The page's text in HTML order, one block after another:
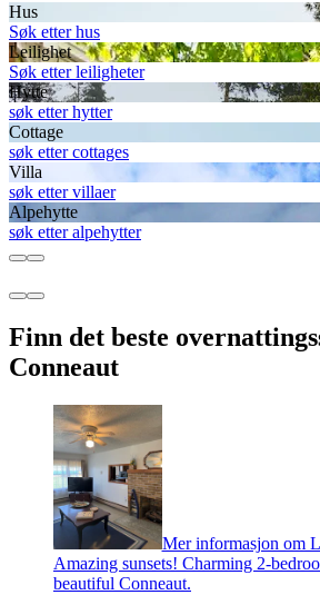
Hus
Søk etter hus
Leilighet
Søk etter leiligheter
Hytte
søk etter hytter
Cottage
søk etter cottages
Villa
søk etter villaer
Alpehytte
søk etter alpehytter
Finn det beste
Conneaut
Mer informasjon om
Amazing sunsets! Charming 2-
beautiful Conneaut.